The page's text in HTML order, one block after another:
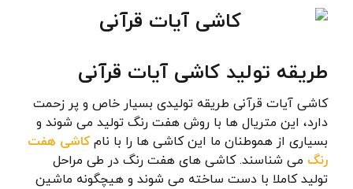
طریقه تولید کاشی آیات قرآنی
کاشی آیات قرآنی طریقه تولیدی بسیار خاص و پر زحمت
دارد، این متریال ها با روش هفت رنگ تولید می شوند و
بسیاری از هموطنان ما این کاشی ها را با نامکاشی هفت
رنگ می شناسند. کاشی های هفت رنگ در طی مراحل
تولید کاملا با دست ساخته می شوند و هیچگونه ماشین